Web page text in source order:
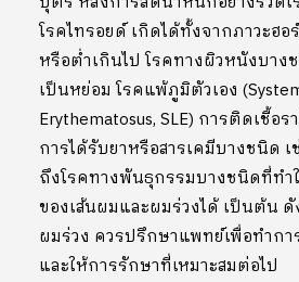
โรคไทรอยด์ เกิดได้ทั้งจากภาวะฮอ
หรือต่ำเกินไป โรคทางผิวหนังบาง
เป็นหย่อม โรคแพ้ภูมิตัวเอง
Erythematosus, SLE) การติดเชื้อ
การได้รับยาหรือสารเคมีบางชนิด
ถึงโรคทางพันธุกรรมบางชนิดที่ท
ของเส้นผมและผมร่วงได้ เป็นต้น
ผมร่วง ควรปรึกษาแพทย์เพื่อทำกา
และให้การรักษาที่เหมาะสมต่อไป